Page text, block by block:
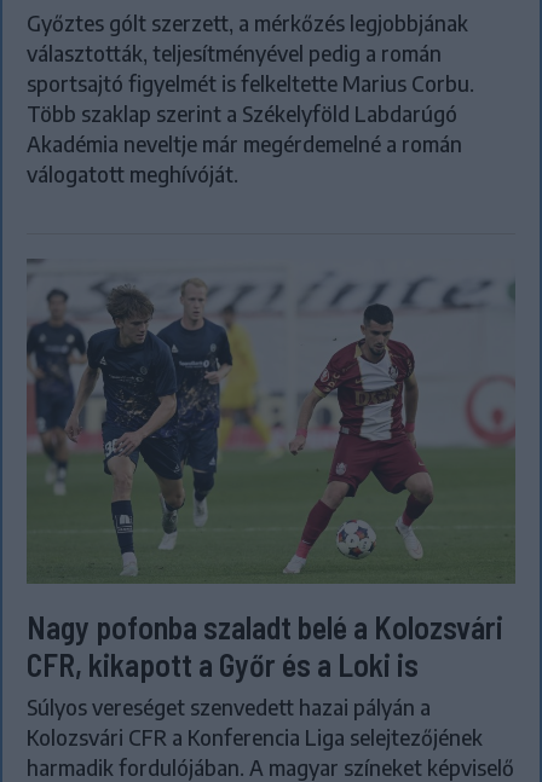
Győztes gólt szerzett, a mérkőzés legjobbjának
választották, teljesítményével pedig a román
sportsajtó figyelmét is felkeltette Marius Corbu.
Több szaklap szerint a Székelyföld Labdarúgó
Akadémia neveltje már megérdemelné a román
válogatott meghívóját.
Nagy pofonba szaladt belé a Kolozsvári
CFR, kikapott a Győr és a Loki is
Súlyos vereséget szenvedett hazai pályán a
Kolozsvári CFR a Konferencia Liga selejtezőjének
harmadik fordulójában. A magyar színeket képviselő